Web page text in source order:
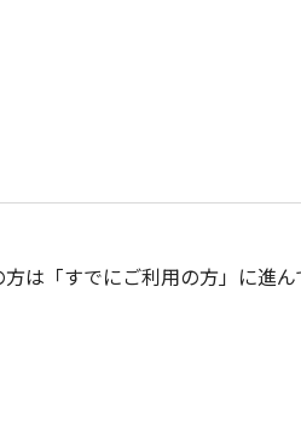
は「すでにご利用の方」に進ん